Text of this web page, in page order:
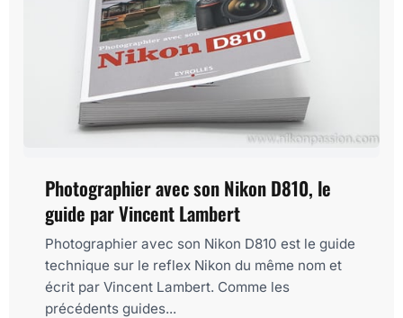
Photographier avec son Nikon D810, le
guide par Vincent Lambert
Photographier avec son Nikon D810 est le guide
technique sur le reflex Nikon du même nom et
écrit par Vincent Lambert. Comme les
précédents guides...